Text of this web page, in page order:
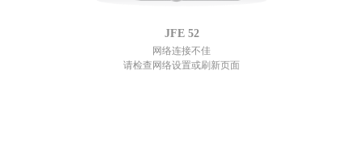
JFE 52
网络连接不佳
请检查网络设置或刷新页面